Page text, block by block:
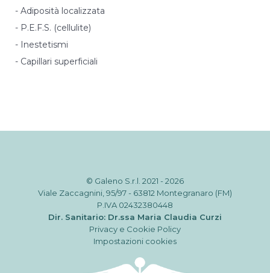
- Adiposità localizzata
- P.E.F.S. (cellulite)
- Inestetismi
- Capillari superficiali
© Galeno S.r.l. 2021 - 2026
Viale Zaccagnini, 95/97 - 63812 Montegranaro (FM)
P.IVA 02432380448
Dir. Sanitario: Dr.ssa Maria Claudia Curzi
Privacy e Cookie Policy
Impostazioni cookies